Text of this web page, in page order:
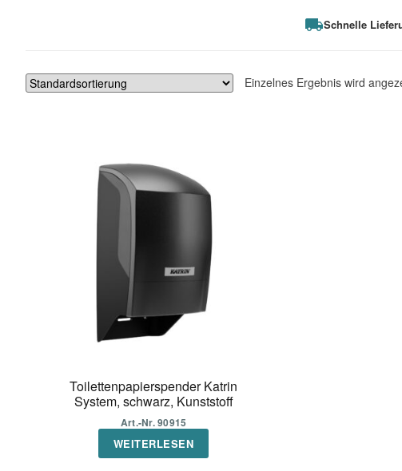
Schnelle
Einzelnes Ergebnis wird
Toilettenpapierspender Katrin
System, schwarz, Kunststoff
Art.-Nr. 90915
WEITERLESEN